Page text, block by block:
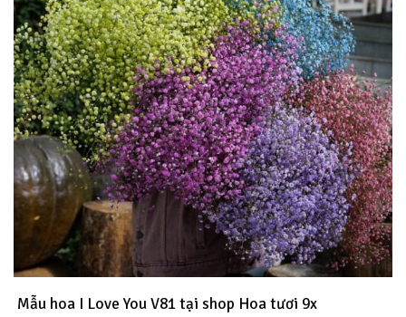
Mẫu hoa I Love You V81 tại shop Hoa tươi 9x